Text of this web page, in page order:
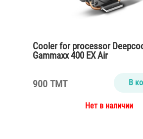
Cooler for processor
Gammaxx 400 EX Air
900 TMT В
Нет в наличии